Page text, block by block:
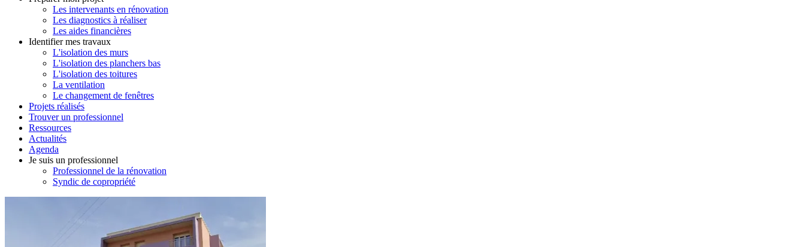
Les intervenants en rénovation
Les diagnostics à réaliser
Les aides financières
Identifier mes travaux
L'isolation des murs
L'isolation des planchers bas
L'isolation des toitures
La ventilation
Le changement de fenêtres
Projets réalisés
Trouver un professionnel
Ressources
Actualités
Agenda
Je suis un professionnel
Professionnel de la rénovation
Syndic de copropriété